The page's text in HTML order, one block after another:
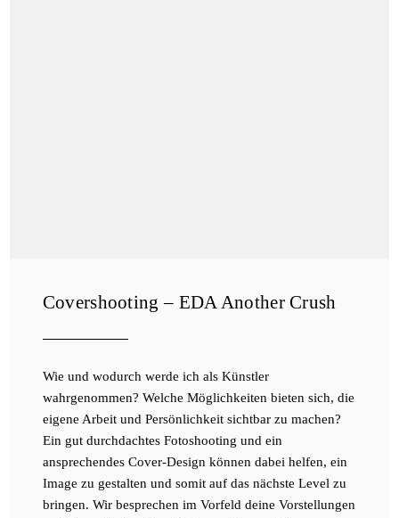
Covershooting – EDA Another Crush
Wie und wodurch werde ich als Künstler
wahrgenommen? Welche Möglichkeiten bieten sich, die
eigene Arbeit und Persönlichkeit sichtbar zu machen?
Ein gut durchdachtes Fotoshooting und ein
ansprechendes Cover-Design können dabei helfen, ein
Image zu gestalten und somit auf das nächste Level zu
bringen. Wir besprechen im Vorfeld deine Vorstellungen